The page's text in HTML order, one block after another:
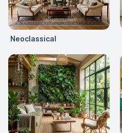
Neoclassical